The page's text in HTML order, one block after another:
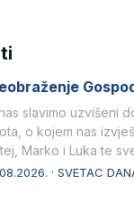
slavimo uzvišeni
o kojem nas
Marko i Luka te
· SVETAC